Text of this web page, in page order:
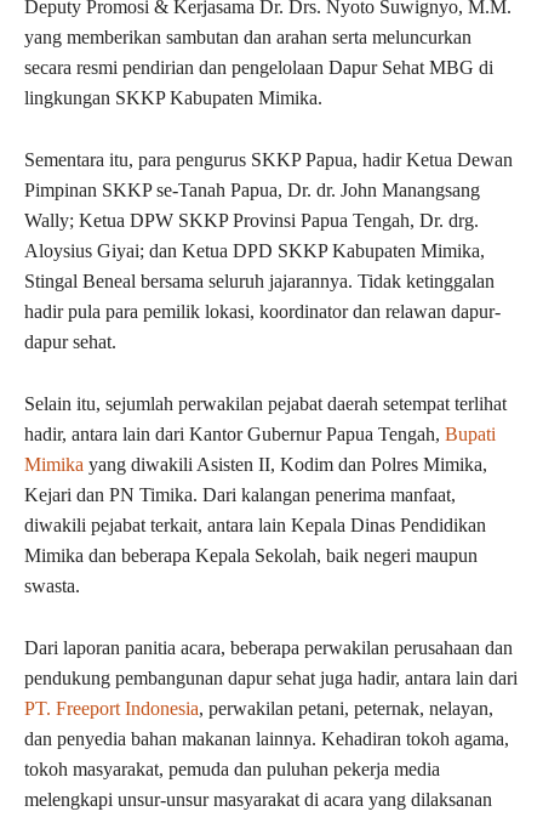
Deputy Promosi & Kerjasama Dr. Drs. Nyoto Suwignyo, M.M.
yang memberikan sambutan dan arahan serta meluncurkan
secara resmi pendirian dan pengelolaan Dapur Sehat MBG di
lingkungan SKKP Kabupaten Mimika.
Sementara itu, para pengurus SKKP Papua, hadir Ketua Dewan
Pimpinan SKKP se-Tanah Papua, Dr. dr. John Manangsang
Wally; Ketua DPW SKKP Provinsi Papua Tengah, Dr. drg.
Aloysius Giyai; dan Ketua DPD SKKP Kabupaten Mimika,
Stingal Beneal bersama seluruh jajarannya. Tidak ketinggalan
hadir pula para pemilik lokasi, koordinator dan relawan dapur-
dapur sehat.
Selain itu, sejumlah perwakilan pejabat daerah setempat terlihat
hadir, antara lain dari Kantor Gubernur Papua Tengah, Bupati
Mimika yang diwakili Asisten II, Kodim dan Polres Mimika,
Kejari dan PN Timika. Dari kalangan penerima manfaat,
diwakili pejabat terkait, antara lain Kepala Dinas Pendidikan
Mimika dan beberapa Kepala Sekolah, baik negeri maupun
swasta.
Dari laporan panitia acara, beberapa perwakilan perusahaan dan
pendukung pembangunan dapur sehat juga hadir, antara lain dari
PT. Freeport Indonesia, perwakilan petani, peternak, nelayan,
dan penyedia bahan makanan lainnya. Kehadiran tokoh agama,
tokoh masyarakat, pemuda dan puluhan pekerja media
melengkapi unsur-unsur masyarakat di acara yang dilaksanan